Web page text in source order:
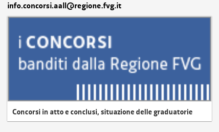
info.concorsi.aall@regione.fvg.it
Concorsi in atto e conclusi, situazione delle graduatorie